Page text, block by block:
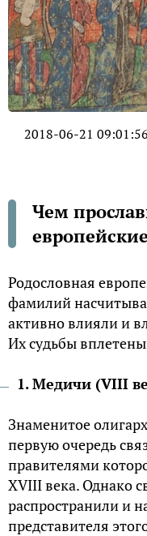
2018-06-21 09:01:56
Чем
Родословная
фамилий
активно влияли и
Их судьбы
1. Медичи (VIII
Знаменитое
первую очередь
правителями
XVIII века. Однако
распространили и
представителя